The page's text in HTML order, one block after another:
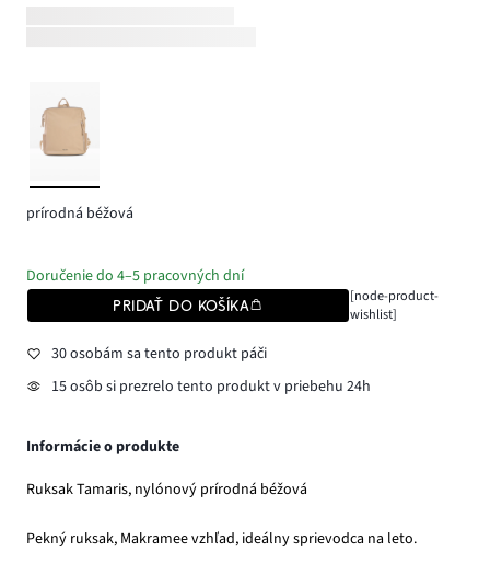
prírodná béžová
Doručenie do 4–5 pracovných dní
PRIDAŤ DO KOŠÍKA
[node-product-
wishlist]
30 osobám sa tento produkt páči
15 osôb si prezrelo tento produkt v priebehu 24h
Informácie o produkte
Ruksak Tamaris, nylónový prírodná béžová
Pekný ruksak, Makramee vzhľad, ideálny sprievodca na leto.